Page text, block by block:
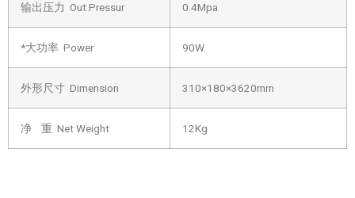
输出压力 Out Pressur 0.4Mpa
*大功率 Power 90W
外形尺寸 Dimension 310×180×3620mm
净 重 Net Weight 12Kg